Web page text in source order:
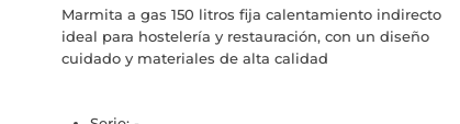
Marmita a gas 150 litros fija calentamiento indirecto
ideal para hostelería y restauración, con un diseño
cuidado y materiales de alta calidad